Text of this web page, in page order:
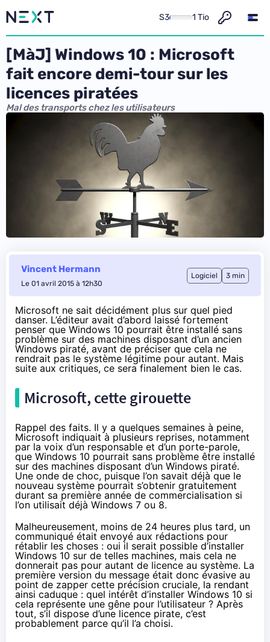
S3 1 Tio
[MàJ] Windows 10 : Microsoft
fait encore demi-tour sur les
licences piratées
Mal des transports chez les utilisateurs
Vincent Hermann
Le 01 avril 2015 à 12h30
Logiciel 3 min
Microsoft ne sait décidément plus sur quel pied
danser. L’éditeur avait d’abord laissé fortement
penser que Windows 10 pourrait être installé sans
problème sur des machines disposant d’un ancien
Windows piraté, avant de préciser que cela ne
rendrait pas le système légitime pour autant. Mais
suite aux critiques, ce sera finalement bien le cas.
Microsoft, cette girouette
Rappel des faits. Il y a quelques semaines à peine,
Microsoft indiquait à plusieurs reprises, notamment
par la voix d’un responsable et d’un porte-parole,
que Windows 10 pourrait sans problème être installé
sur des machines disposant d’un Windows piraté.
Une onde de choc, puisque l’on savait déjà que le
nouveau système pourrait s’obtenir gratuitement
durant sa première année de commercialisation si
l’on utilisait déjà Windows 7 ou 8.
Malheureusement, moins de 24 heures plus tard, un
communiqué était envoyé aux rédactions pour
rétablir les choses : oui il serait possible d’installer
Windows 10 sur de telles machines, mais cela ne
donnerait pas pour autant de licence au système. La
première version du message était donc évasive au
point de zapper cette précision cruciale, la rendant
ainsi caduque : quel intérêt d’installer Windows 10 si
cela représente une gêne pour l’utilisateur ? Après
tout, s’il dispose d’une licence pirate, c’est
probablement parce qu’il l’a choisi.